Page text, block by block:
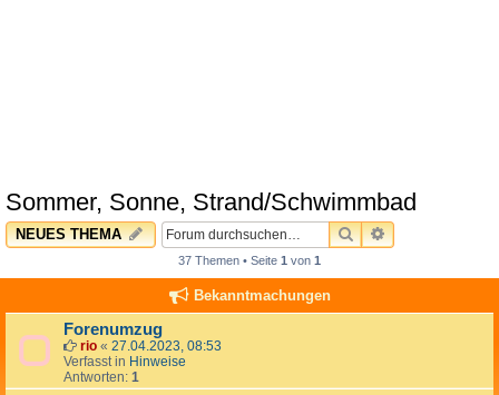
Sommer, Sonne, Strand/Schwimmbad
NEUES THEMA SUCHEERWEITERTE
37 Themen • Seite 1 von 1
Bekanntmachungen
Forenumzug
rio « 27.04.2023, 08:53
Verfasst in Hinweise
Antworten: 1